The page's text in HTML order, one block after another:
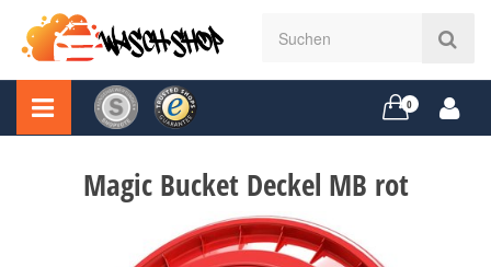
0
Magic Bucket Deckel MB rot